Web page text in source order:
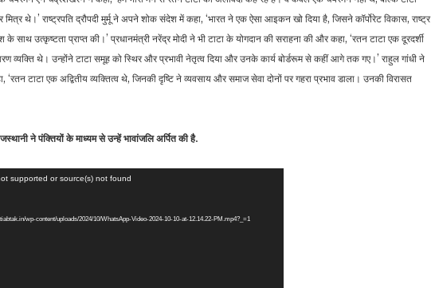
थे।’ राष्ट्रपति द्रौपदी मुर्मू ने अपने शोक संदेश में कहा, ‘भारत ने एक ऐसा आइकन खो दिया है, जिसने कॉर्पोरेट विकास, राष्ट्र
साथ उत्कृष्टता प्राप्त की।’ प्रधानमंत्री नरेंद्र मोदी ने भी टाटा के योगदान की सराहना की और कहा, ‘रतन टाटा एक दूरदर्शी
व्यक्ति थे। उन्होंने टाटा समूह को स्थिर और प्रभावी नेतृत्व दिया और उनके कार्य बोर्डरूम से कहीं आगे तक गए।’ राहुल गांधी ने
‘रतन टाटा एक अद्वितीय व्यक्तित्व थे, जिनकी दृष्टि ने व्यवसाय और समाज सेवा दोनों पर गहरा प्रभाव डाला। उनकी विरासत
ने पंक्तियों के माध्यम से उन्हें भावांजलि अर्पित की है.
supported or source(s) not found
wp-content/uploads/2024/10/WhatsApp-Video-2024-10-10-at-12.14.22-PM.mp4?_=1